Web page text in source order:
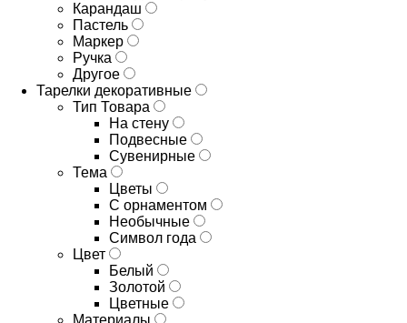
Карандаш
Пастель
Маркер
Ручка
Другое
Тарелки декоративные
Тип Товара
На стену
Подвесные
Сувенирные
Тема
Цветы
С орнаментом
Необычные
Символ года
Цвет
Белый
Золотой
Цветные
Материалы